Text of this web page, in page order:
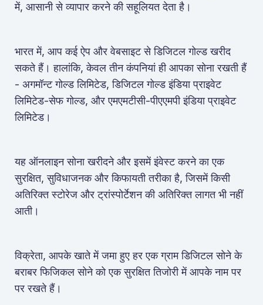
में, आसानी से व्यापार करने की सहूलियत देता है।
भारत में, आप कई ऐप और वेबसाइट से डिजिटल गोल्ड खरीद
सकते हैं। हालांकि, केवल तीन कंपनियां ही आपका सोना रखती हैं
- अगमॉन्ट गोल्ड लिमिटेड, डिजिटल गोल्ड इंडिया प्राइवेट
लिमिटेड-सेफ गोल्ड, और एमएमटीसी-पीएएमपी इंडिया प्राइवेट
लिमिटेड।
यह ऑनलाइन सोना खरीदने और इसमें इंवेस्ट करने का एक
सुरक्षित, सुविधाजनक और किफायती तरीका है, जिसमें किसी
अतिरिक्त स्टोरेज और ट्रांस्पोर्टेशन की अतिरिक्त लागत भी नहीं
आती।
विक्रेता, आपके खाते में जमा हुए हर एक ग्राम डिजिटल सोने के
बराबर फिजिकल सोने को एक सुरक्षित तिजोरी में आपके नाम पर
पर रखते हैं।